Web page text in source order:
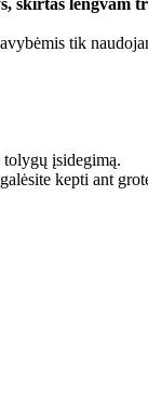
skirtas lengvam
tik
įsidegimą.
kepti ant